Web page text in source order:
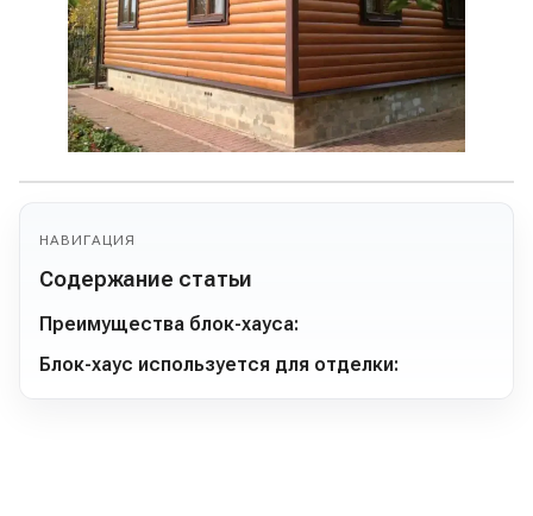
НАВИГАЦИЯ
Содержание статьи
Преимущества блок-хауса:
Блок-хаус используется для отделки: